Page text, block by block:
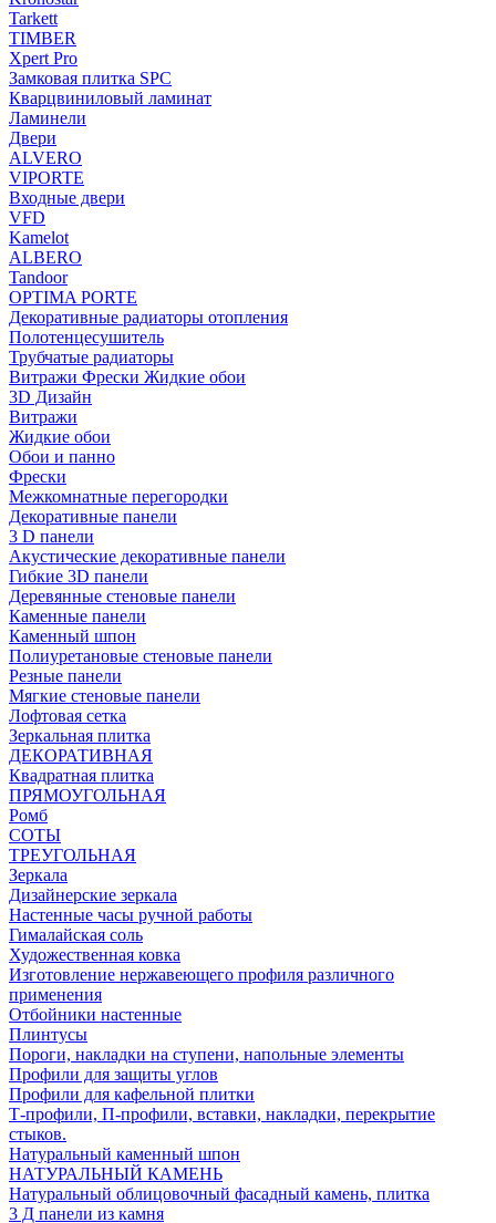
Tarkett
TIMBER
Xpert Pro
Замковая плитка SPC
Кварцвиниловый ламинат
Ламинели
Двери
ALVERO
VIPORTE
Входные двери
VFD
Kamelot
ALBERO
Tandoor
OPTIMA PORTE
Декоративные радиаторы отопления
Полотенцесушитель
Трубчатые радиаторы
Витражи Фрески Жидкие обои
3D Дизайн
Витражи
Жидкие обои
Обои и панно
Фрески
Межкомнатные перегородки
Декоративные панели
3 D панели
Акустические декоративные панели
Гибкие 3D панели
Деревянные стеновые панели
Каменные панели
Каменный шпон
Полиуретановые стеновые панели
Резные панели
Мягкие стеновые панели
Лофтовая сетка
Зеркальная плитка
ДЕКОРАТИВНАЯ
Квадратная плитка
ПРЯМОУГОЛЬНАЯ
Ромб
СОТЫ
ТРЕУГОЛЬНАЯ
Зеркала
Дизайнерские зеркала
Настенные часы ручной работы
Гималайская соль
Художественная ковка
Изготовление нержавеющего профиля различного
применения
Отбойники настенные
Плинтусы
Пороги, накладки на ступени, напольные элементы
Профили для защиты углов
Профили для кафельной плитки
Т-профили, П-профили, вставки, накладки, перекрытие
стыков.
Натуральный каменный шпон
НАТУРАЛЬНЫЙ КАМЕНЬ
Натуральный облицовочный фасадный камень, плитка
3 Д панели из камня